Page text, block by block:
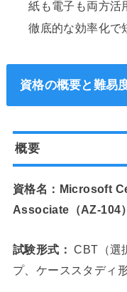
紙も電子も両方活
徹底的な効率化で
資格の概要と難易
概要
資格名：Microsoft
Associate（AZ-104）
試験形式： CBT（選
プ、ケーススタディ